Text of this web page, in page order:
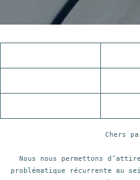
Chers
Nous nous permettons
problématique récurrente au